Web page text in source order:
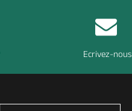
Ecrivez-nous